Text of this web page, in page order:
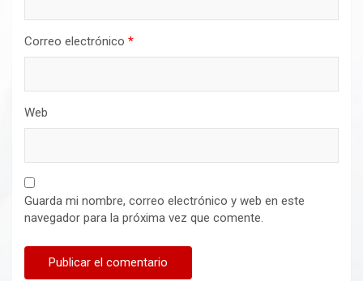
Correo electrónico *
Web
Guarda mi nombre, correo electrónico y web en este
navegador para la próxima vez que comente.